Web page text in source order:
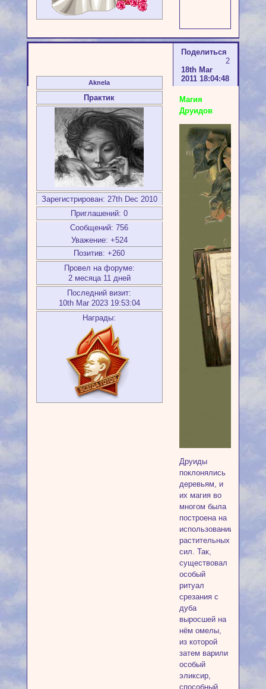
Поделиться
2
18th Mar
2011 18:04:48
Aknela
Практик
Зарегистрирован: 27th Dec 2010
Приглашений: 0
Сообщений: 756
Уважение: +524
Позитив: +260
Провел на форуме:
2 месяца 11 дней
Последний визит:
10th Mar 2023 19:53:04
Награды:
Магия
Друидов
Друиды
поклонялись
деревьям, и
их магия во
многом была
построена на
использовании
растительных
сил. Так,
существовал
особый
ритуал
срезания с
дуба
выросшей на
нём омелы,
из которой
затем варили
особый
эликсир,
способный